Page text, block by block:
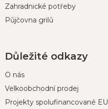
Zahradnické potřeby
Půjčovna grilů
Důležité odkazy
O nás
Velkoobchodní prodej
Projekty spolufinancované EU